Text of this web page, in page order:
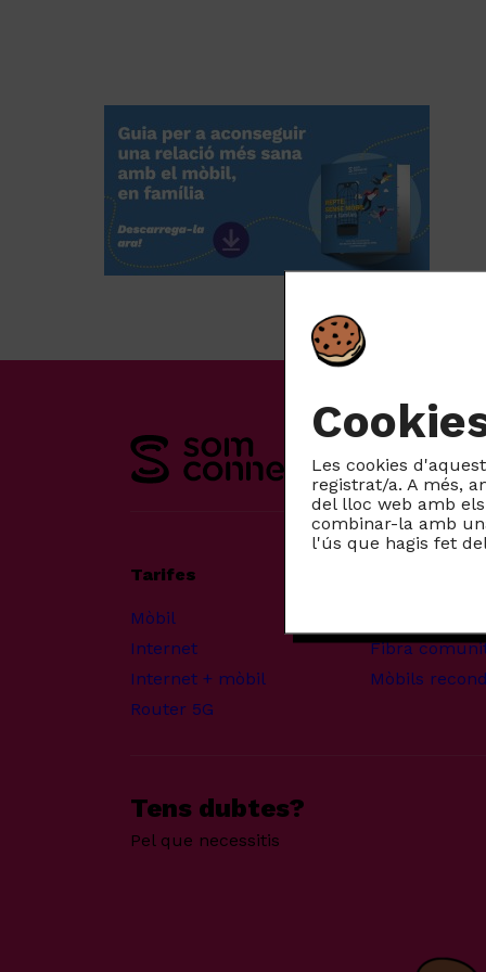
Les cookies
registrat/a. A més,
del lloc web amb
combinar-la amb
l'ús que hagis fet
Tarifes
Mòbil
Internet
Internet + mòbil
Router 5G
Fibra
Mòbils
Tens dubtes?
Pel que necessitis